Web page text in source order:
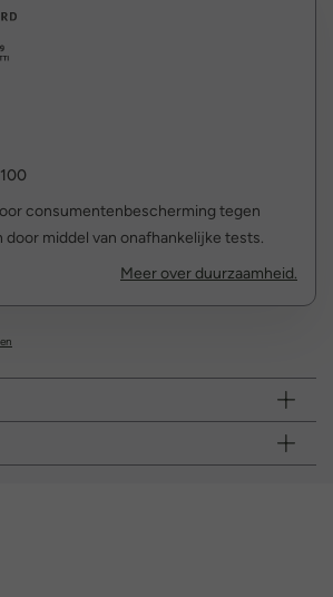
consumentenbescherming tegen
middel van onafhankelijke tests.
Meer over duurzaamheid.